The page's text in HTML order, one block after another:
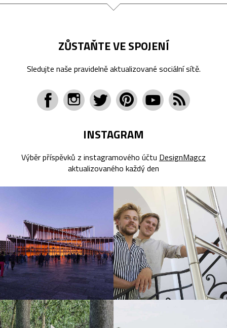
ZŮSTAŇTE VE SPOJENÍ
Sledujte naše pravidelně aktualizované sociální sítě.
INSTAGRAM
Výběr příspěvků z instagramového účtu DesignMagcz
aktualizovaného každý den